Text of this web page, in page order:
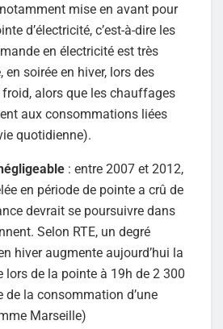
mise en avant pour
d’électricité, c’est-à-dire les
en électricité est très
en soirée en hiver, lors des
alors que les chauffages
aux consommations liées
quotidienne).
: entre 2007 et 2012,
en période de pointe a crû de
devrait se poursuivre dans
Selon RTE, un degré
hiver augmente aujourd’hui la
lors de la pointe à 19h de 2 300
de la consommation d’une
Marseille)